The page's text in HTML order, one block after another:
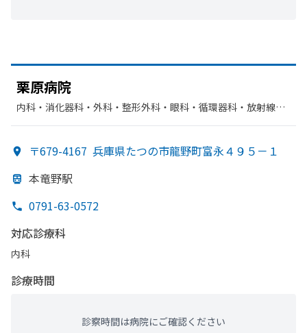
栗原病院
内科・​消化器科・​外科・​整形外科・​眼科・​循環器科・​放射線
〒679-4167 兵庫県たつの市龍野町富永４９５－１
本竜野駅
0791-63-0572
対応診療科
内科
診療時間
診察時間は病院にご確認ください